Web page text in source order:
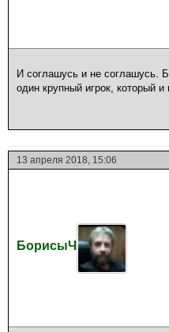
И соглашусь и не соглашусь.
один крупный игрок, который и
13 апреля 2018, 15:06
БорисыЧ